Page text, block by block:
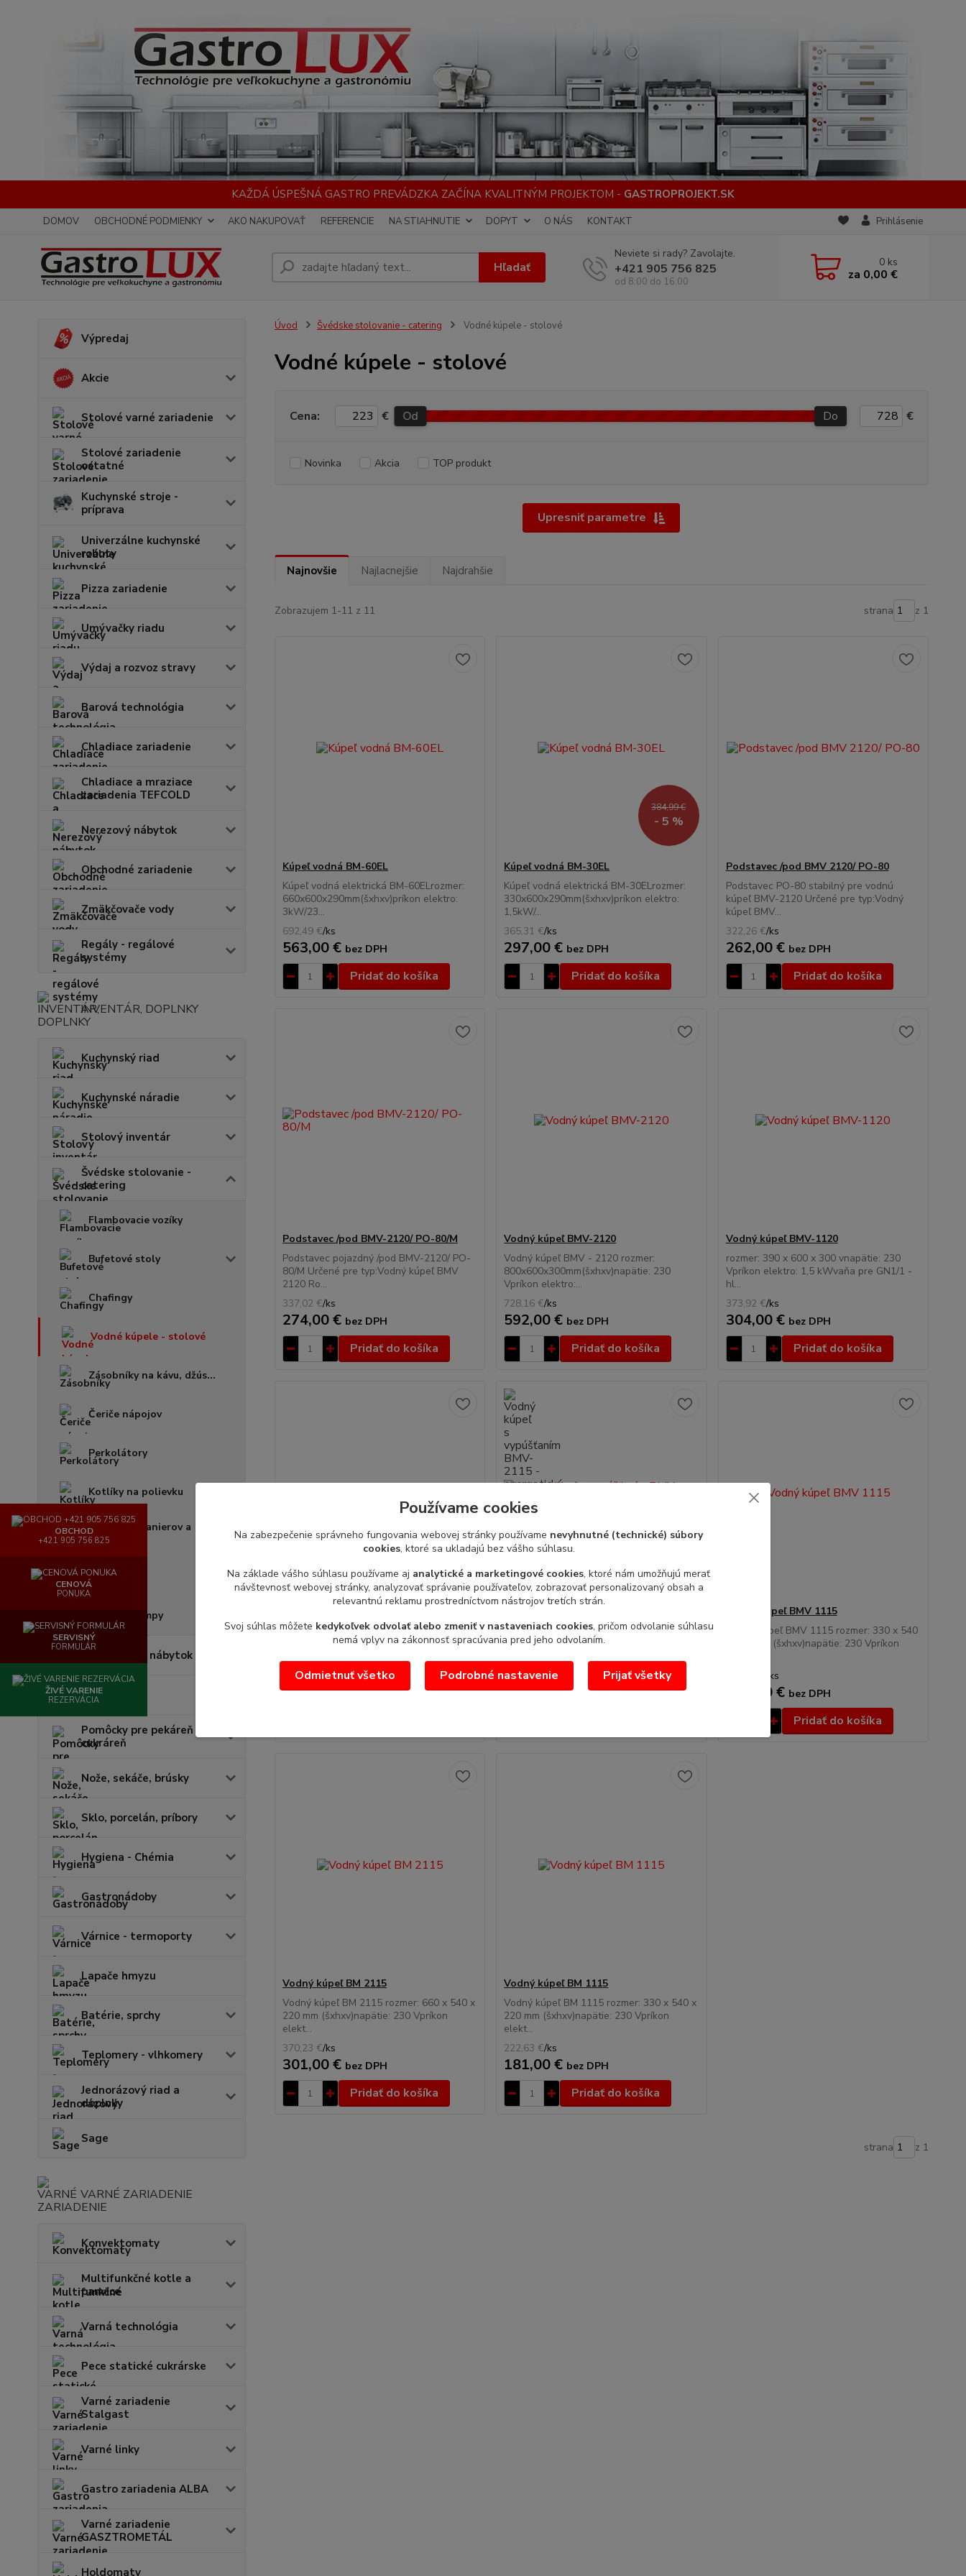
KAŽDÁ ÚSPEŠNÁ GASTRO PREVÁDZKA ZAČÍNA KVALITNÝM PROJEKTOM - GASTROPROJEKT.SK
DOMOV OBCHODNÉ PODMIENKY AKO NAKUPOVAŤ REFERENCIE NA STIAHNUTIE DOPYT O NÁS KONTAKT Prihlásenie
Hľadať
Neviete si rady? Zavolajte.
+421 905 756 825
od 8:00 do 16:00
0 ks
za 0,00 €
Výpredaj
Akcie
Stolové varné zariadenie
Stolové zariadenie
ostatné
Kuchynské stroje -
príprava
Univerzálne kuchynské
roboty
Pizza zariadenie
Umývačky riadu
Výdaj a rozvoz stravy
Barová technológia
Chladiace zariadenie
Chladiace a mraziace
zariadenia TEFCOLD
Nerezový nábytok
Obchodné zariadenie
Zmäkčovače vody
Regály - regálové
systémy
INVENTÁR, DOPLNKY
Kuchynský riad
Kuchynské náradie
Stolový inventár
Švédske stolovanie -
catering
Flambovacie vozíky
Bufetové stoly
Chafingy
Vodné kúpele - stolové
Zásobníky na kávu, džús...
Čeriče nápojov
Perkolátory
Kotlíky na polievku
Ohrievače tanierov a
šálok
Termosky
Ohrevné lampy
Cateringový nábytok
Váhy
Pomôcky pre pekáreň a
cukráreň
Nože, sekáče, brúsky
Sklo, porcelán, príbory
Hygiena - Chémia
Gastronádoby
Várnice - termoporty
Lapače hmyzu
Batérie, sprchy
Teplomery - vlhkomery
Jednorázový riad a
doplnky
Sage
VARNÉ ZARIADENIE
Konvektomaty
Multifunkčné kotle a
panvice
Varná technológia
Pece statické cukrárske
Varné zariadenie
Stalgast
Varné linky
Gastro zariadenia ALBA
Varné zariadenie
GASZTROMETÁL
Holdomaty
Úvod Švédske stolovanie - catering Vodné kúpele - stolové
Vodné kúpele - stolové
Upresniť parametre
Cena: € Od Do €
Novinka Akcia TOP produkt
Najnovšie Najlacnejšie Najdrahšie
Zobrazujem 1-11 z 11 strana z 1
Kúpeľ vodná BM-60EL
Kúpeľ vodná elektrická BM-60ELrozmer:
660x600x290mm(šxhxv)príkon elektro:
3kW/23...
692,49 €/ks
563,00 € bez DPH
Pridať do košíka
384,99 €
- 5 %
Kúpeľ vodná BM-30EL
Kúpeľ vodná elektrická BM-30ELrozmer:
330x600x290mm(šxhxv)príkon elektro:
1,5kW/...
365,31 €/ks
297,00 € bez DPH
Pridať do košíka
Podstavec /pod BMV 2120/ PO-80
Podstavec PO-80 stabilný pre vodnú
kúpeľ BMV-2120 Určené pre typ:Vodný
kúpeľ BMV...
322,26 €/ks
262,00 € bez DPH
Pridať do košíka
Podstavec /pod BMV-2120/ PO-80/M
Podstavec pojazdný /pod BMV-2120/ PO-
80/M Určené pre typ:Vodný kúpeľ BMV
2120 Ro...
337,02 €/ks
274,00 € bez DPH
Pridať do košíka
Vodný kúpeľ BMV-2120
Vodný kúpeľ BMV - 2120 rozmer:
800x600x300mm(šxhxv)napätie: 230
Vpríkon elektro:...
728,16 €/ks
592,00 € bez DPH
Pridať do košíka
Vodný kúpeľ BMV-1120
rozmer: 390 x 600 x 300 vnapätie: 230
Vpríkon elektro: 1,5 kWvaňa pre GN1/1 -
hl...
373,92 €/ks
304,00 € bez DPH
Pridať do košíka
rozmer: 390 x 600 x 300 vnapätie: 230
Vpríkon elektro: 1,5 kWvaňa pre GN1/1 -
340,71 €/ks
277,00 €bez DPH
Vodný kúpeľ s vypúšťaním BMV-2115
rozmer: 660x540x220mm(šxhxv)príkon
elektro: 3kW/230Vkapacita: 2 x GN1/1 -
409,59 €/ks
333,00 €bez DPH
Vodný kúpeľ BMV 1115
Vodný kúpeľ BMV 1115 rozmer: 330 x 540
x 220 mm (šxhxv)napätie: 230 Vpríkon
ks
187,00 € bez DPH
Pridať do košíka
Vodný kúpeľ BM 2115
Vodný kúpeľ BM 2115 rozmer: 660 x 540 x
220 mm (šxhxv)napätie: 230 Vpríkon
elekt...
370,23 €/ks
301,00 € bez DPH
Pridať do košíka
Vodný kúpeľ BM 1115
Vodný kúpeľ BM 1115 rozmer: 330 x 540 x
220 mm (šxhxv)napätie: 230 Vpríkon
elekt...
222,63 €/ks
181,00 € bez DPH
Pridať do košíka
strana z 1
OBCHOD
+421 905 756 825
CENOVÁ
PONUKA
SERVISNÝ
FORMULÁR
ŽIVÉ VARENIE
REZERVÁCIA
Používame cookies
Na zabezpečenie správneho fungovania webovej stránky používame nevyhnutné (technické) súbory
cookies, ktoré sa ukladajú bez vášho súhlasu.
Na základe vášho súhlasu používame aj analytické a marketingové cookies, ktoré nám umožňujú merať
návštevnosť webovej stránky, analyzovať správanie používateľov, zobrazovať personalizovaný obsah a
relevantnú reklamu prostredníctvom nástrojov tretích strán.
Svoj súhlas môžete kedykoľvek odvolať alebo zmeniť v nastaveniach cookies, pričom odvolanie súhlasu
nemá vplyv na zákonnosť spracúvania pred jeho odvolaním.
Odmietnuť všetko Podrobné nastavenie Prijať všetky